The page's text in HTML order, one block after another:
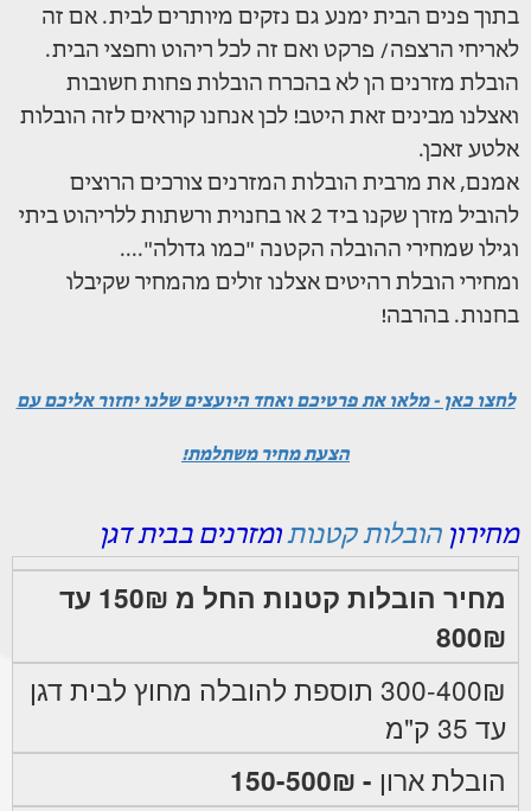
בתוך פנים הבית ימנע גם נזקים מיותרים לבית. אם זה
לאריחי הרצפה/ פרקט ואם זה לכל ריהוט וחפצי הבית.
הובלת מזרנים הן לא בהכרח הובלות פחות חשובות
ואצלנו מבינים זאת היטב! לכן אנחנו קוראים לזה הובלות
אלטע זאכן.
אמנם, את מרבית הובלות המזרנים צורכים הרוצים
להוביל מזרן שקנו ביד 2 או בחנוית ורשתות ללריהוט ביתי
וגילו שמחירי ההובלה הקטנה "כמו גדולה"....
ומחירי הובלת רהיטים אצלנו זולים מהמחיר שקיבלו
בחנות. בהרבה!
לחצו כאן - מלאו את פרטיכם ואחד היועצים שלנו יחזור אליכם עם
הצעת מחיר משתלמת!
מחירוןהובלות קטנותומזרנים בבית דגן
מחיר הובלות קטנות החל מ 150₪ עד
800₪
300-400₪ תוספת להובלה מחוץ לבית דגן
עד 35 ק"מ
הובלת ארון - 150-500₪